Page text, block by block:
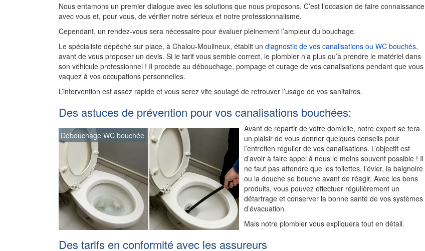
Nous entamons un premier dialogue avec les solutions que nous proposons. C’est l’occasion de faire connaissance
avec vous et, pour vous, de vérifier notre sérieux et notre professionnalisme.
Cependant, un rendez-vous sera nécessaire pour évaluer pleinement l’ampleur du bouchage.
Le spécialiste dépêché sur place, à Chalou-Moulineux, établit un diagnostic de vos canalisations ou WC bouchés,
avant de vous proposer un devis. Si le tarif vous semble correct, le plombier n’a plus qu’à prendre le matériel dans
son véhicule professionnel ! Il procède au débouchage, pompage et curage de vos canalisations pendant que vous
vaquez à vos occupations personnelles.
L’intervention est assez rapide et vous serez vite soulagé de retrouver l’usage de vos sanitaires.
Des astuces de prévention pour vos canalisations bouchées:
Débouchage WC bouchée
Avant de repartir de votre domicile, notre expert se fera
un plaisir de vous donner quelques conseils pour
l’entretien régulier de vos canalisations. L’objectif est
d’avoir à faire appel à nous le moins souvent possible ! Il
ne faut pas attendre que les toilettes, l’évier, la baignoire
ou la douche se bouche avant de réagir. Avec les bons
produits, vous pouvez effectuer régulièrement un
détartrage et conserver la bonne santé de vos systèmes
d’évacuation.
Mais notre plombier vous expliquera tout en détail.
Des tarifs en conformité avec les assureurs